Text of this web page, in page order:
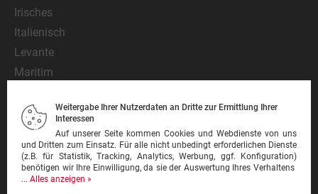
Irisches
Italienisch
Levante
Maritim
Mexikanisch
Nationalgericht
Orientalisch
Pasta
Weitergabe Ihrer Nutzerdaten an Dritte zur Ermittlung Ihrer
Interessen
Auf unserer Seite kommen Cookies und Webdienste von uns
und Dritten zum Einsatz. Für alle nicht unbedingt erforderlichen Dienste
(z.B. für Statistik, Tracking, Analytics, Werbung, ggf. Konfiguration)
benötigen wir Ihre Einwilligung, da sie der Auswertung Ihres Verhaltens
... Alles anzeigen »